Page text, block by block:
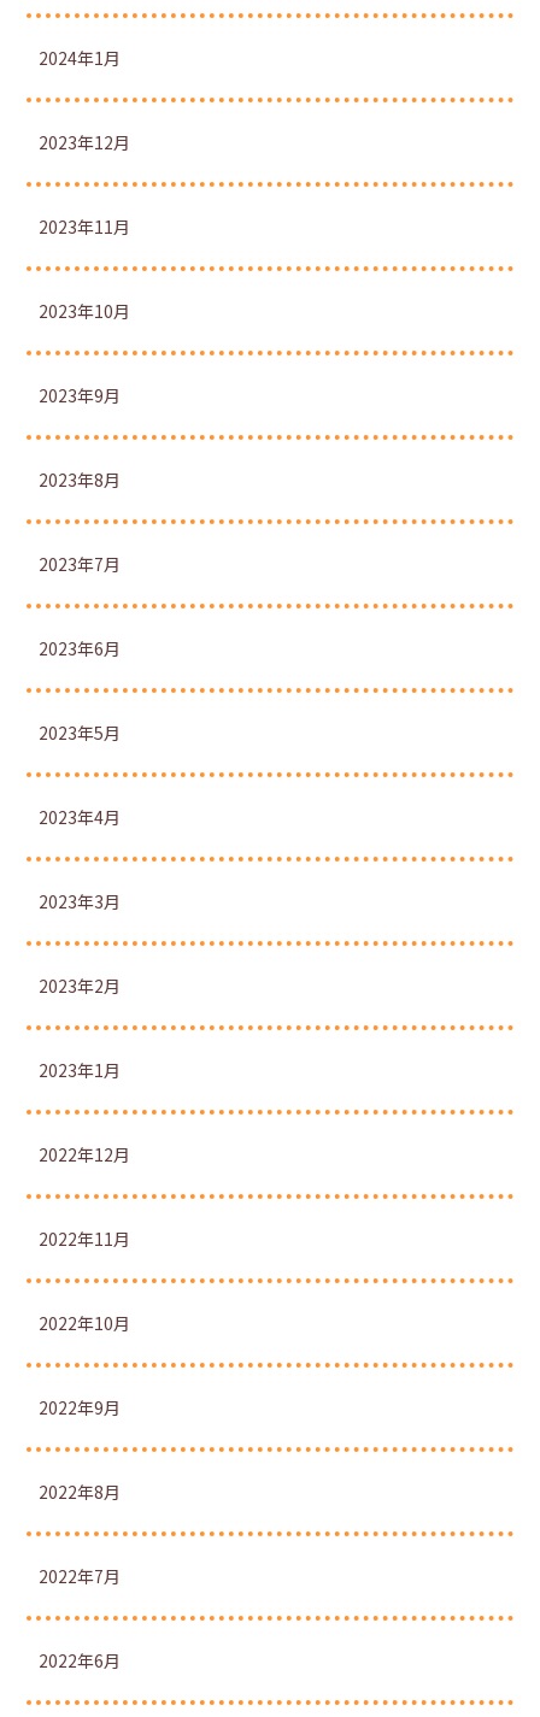
2024年1月
2023年12月
2023年11月
2023年10月
2023年9月
2023年8月
2023年7月
2023年6月
2023年5月
2023年4月
2023年3月
2023年2月
2023年1月
2022年12月
2022年11月
2022年10月
2022年9月
2022年8月
2022年7月
2022年6月